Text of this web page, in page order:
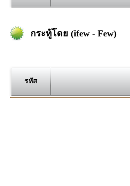
กระทู้โดย (ifew - Few)
รหัส